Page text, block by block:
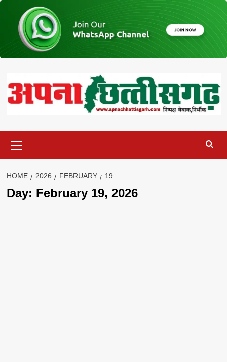
content
Menu
HOME 2026 FEBRUARY 19
Day: February 19, 2026